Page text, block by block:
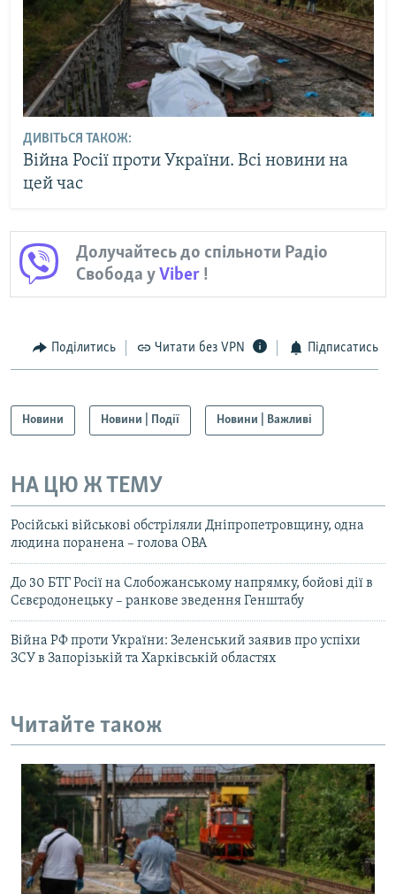
ДИВІТЬСЯ ТАКОЖ:
Війна Росії проти України. Всі новини на
цей час
Долучайтесь до спільноти Радіо
Свобода уViber !
Поділитись Читати без VPN Підписатись
Новини Новини | Події Новини | Важливі
НА ЦЮ Ж ТЕМУ
Російські військові обстріляли Дніпропетровщину, одна
людина поранена – голова ОВА
До 30 БТГ Росії на Слобожанському напрямку, бойові дії в
Сєвєродонецьку – ранкове зведення Генштабу
Війна РФ проти України: Зеленський заявив про успіхи
ЗСУ в Запорізькій та Харківській областях
Читайте також